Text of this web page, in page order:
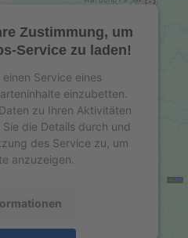
Zustimmung, um
Service zu laden!
Service eines
einzubetten.
zu Ihren Aktivitäten
die Details durch und
des Service zu, um
anzuzeigen.